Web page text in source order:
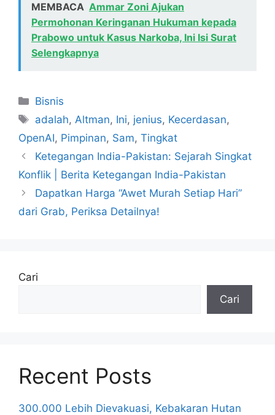
MEMBACA Ammar Zoni Ajukan
Permohonan Keringanan Hukuman kepada
Prabowo untuk Kasus Narkoba, Ini Isi Surat
Selengkapnya
Kategori
Bisnis
Tag
adalah,Altman, Ini, jenius, Kecerdasan,
OpenAI, Pimpinan, Sam, Tingkat
Ketegangan India-Pakistan: Sejarah Singkat
Konflik | Berita Ketegangan India-Pakistan
Dapatkan Harga “Awet Murah Setiap Hari”
dari Grab, Periksa Detailnya!
Cari
Cari
Recent Posts
300.000 Lebih Dievakuasi, Kebakaran Hutan